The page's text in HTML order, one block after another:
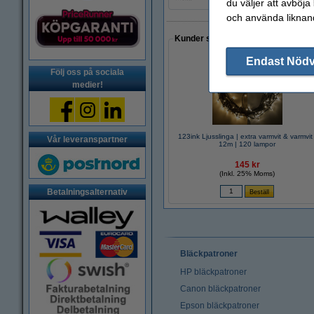
Följ oss på sociala
medier!
Vår leveranspartner
Betalningsalternativ
Kunder som gjort ett liknande köp
123ink Ljusslinga | extra varmvit & varmvit
12m | 120 lampor
145 kr
(Inkl. 25% Moms)
Bläckpatroner
HP bläckpatroner
Canon bläckpatroner
Epson bläckpatroner
du väljer att avböja
och använda
Endast